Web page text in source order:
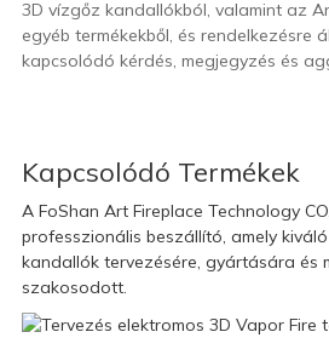
3D vízgőz kandallókból, valamint az
egyéb termékekből, és rendelkezésre
kapcsolódó kérdés, megjegyzés és
Kapcsolódó Termékek
A FoShan Art Fireplace Technology
professzionális beszállító, amely
kandallók tervezésére, gyártására és
szakosodott.